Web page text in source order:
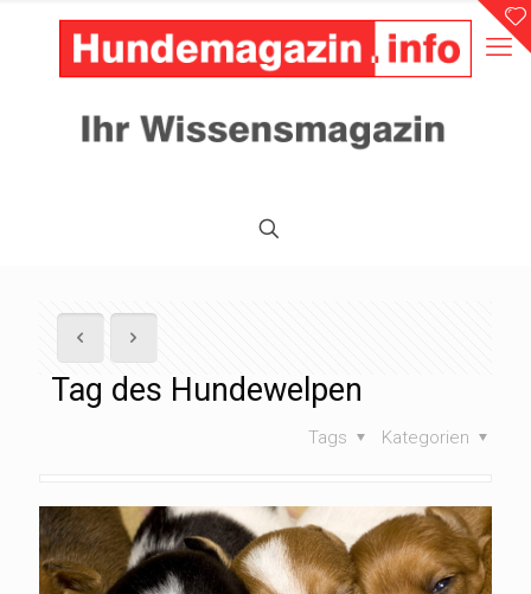
Tag des Hundewelpen
Kategorien
Tags